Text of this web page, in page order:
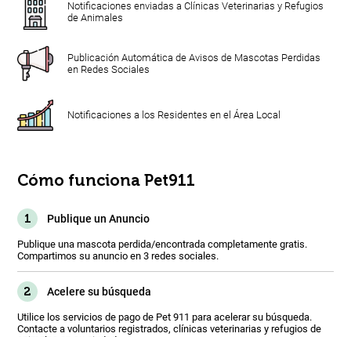
Notificaciones enviadas a Clínicas Veterinarias y Refugios
de Animales
Publicación Automática de Avisos de Mascotas Perdidas
en Redes Sociales
Notificaciones a los Residentes en el Área Local
Cómo funciona Pet911
1 Publique un Anuncio
Publique una mascota perdida/encontrada completamente gratis.
Compartimos su anuncio en 3 redes sociales.
2 Acelere su búsqueda
Utilice los servicios de pago de Pet 911 para acelerar su búsqueda.
Contacte a voluntarios registrados, clínicas veterinarias y refugios de